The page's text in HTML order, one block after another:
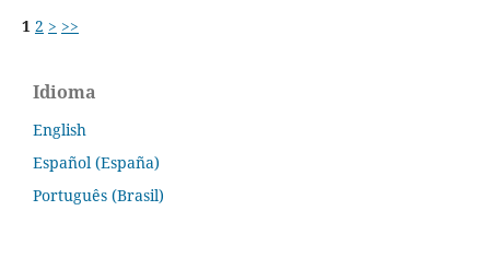
1 2 > >>
Idioma
English
Español (España)
Português (Brasil)